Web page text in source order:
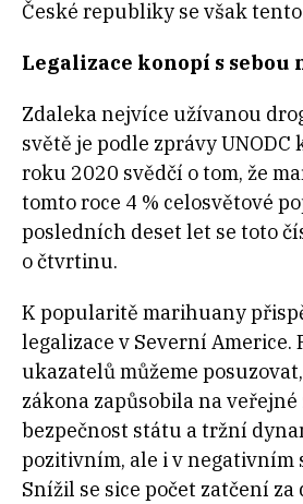
České republiky se však
Legalizace konopí s sebou
Zdaleka nejvíce užívanou
světě je podle zprávy UNODC
roku 2020 svědčí o tom, že
tomto roce 4 % celosvětové
posledních deset let se toto
o čtvrtinu.
K popularitě marihuany
legalizace v Severní Americe.
ukazatelů můžeme
zákona zapůsobila na
bezpečnost státu a tržní
pozitivním, ale i v negativním
Snížil se sice počet zatčení